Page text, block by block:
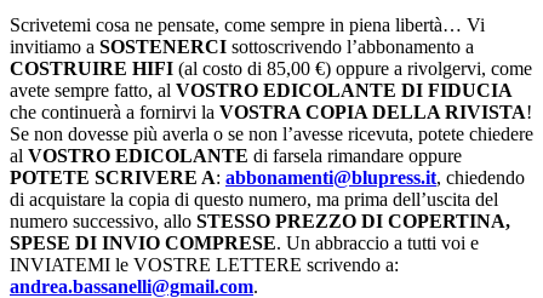
Scrivetemi cosa ne pensate, come sempre in piena libertà… Vi
invitiamo a SOSTENERCI sottoscrivendo l’abbonamento a
COSTRUIRE HIFI (al costo di 85,00 €) oppure a rivolgervi, come
avete sempre fatto, al VOSTRO EDICOLANTE DI FIDUCIA
che continuerà a fornirvi la VOSTRA COPIA DELLA RIVISTA!
Se non dovesse più averla o se non l’avesse ricevuta, potete chiedere
al VOSTRO EDICOLANTE di farsela rimandare oppure
POTETE SCRIVERE A: abbonamenti@blupress.it, chiedendo
di acquistare la copia di questo numero, ma prima dell’uscita del
numero successivo, allo STESSO PREZZO DI COPERTINA,
SPESE DI INVIO COMPRESE. Un abbraccio a tutti voi e
INVIATEMI le VOSTRE LETTERE scrivendo a:
andrea.bassanelli@gmail.com.